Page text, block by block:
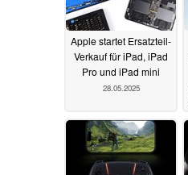
Apple startet Ersatzteil-
Verkauf für iPad, iPad
Pro und iPad mini
28.05.2025